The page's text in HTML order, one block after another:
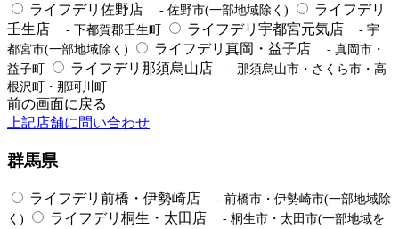
ライフデリ佐野店 - 佐野市(一部地域除く)
ライフデリ
壬生店
- 下都賀郡壬生町 ライフデリ宇都宮元気店
- 宇
都宮市(一部地域除く)
ライフデリ真岡・益子店
- 真岡市・
益子町
ライフデリ那須烏山店
- 那須烏山市・さくら市・高
根沢町・那珂川町
前の画面に戻る
上記店舗に問い合わせ
群馬県
ライフデリ前橋・伊勢崎店
- 前橋市・伊勢崎市(一部地域除
く)
ライフデリ桐生・太田店
- 桐生市・太田市(一部地域を